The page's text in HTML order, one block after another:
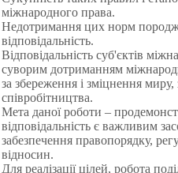
міжнародного права.
Недотримання цих норм
відповідальність.
Відповідальність суб'єктів
суворим дотриманням
за збереження і зміцнення
співробітництва.
Мета даної роботи –
відповідальність є важливим
забезпечення правопорядку,
відносин.
Для реалізації цілей, робота